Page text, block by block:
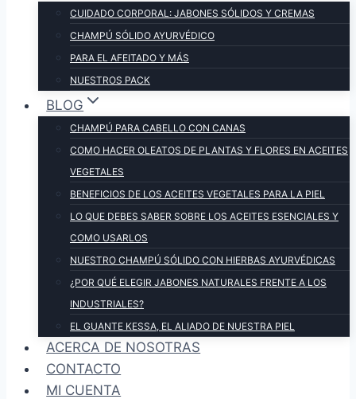
CUIDADO CORPORAL: JABONES SÓLIDOS Y CREMAS
CHAMPÚ SÓLIDO AYURVÉDICO
PARA EL AFEITADO Y MÁS
NUESTROS PACK
BLOG
CHAMPÚ PARA CABELLO CON CANAS
COMO HACER OLEATOS DE PLANTAS Y FLORES EN ACEITES
VEGETALES
BENEFICIOS DE LOS ACEITES VEGETALES PARA LA PIEL
LO QUE DEBES SABER SOBRE LOS ACEITES ESENCIALES Y
COMO USARLOS
NUESTRO CHAMPÚ SÓLIDO CON HIERBAS AYURVÉDICAS
¿POR QUÉ ELEGIR JABONES NATURALES FRENTE A LOS
INDUSTRIALES?
EL GUANTE KESSA, EL ALIADO DE NUESTRA PIEL
ACERCA DE NOSOTRAS
CONTACTO
MI CUENTA